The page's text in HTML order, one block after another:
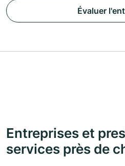
Évaluer
Entreprises et
services près de